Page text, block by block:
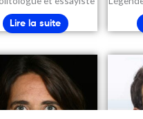
Lire la suite